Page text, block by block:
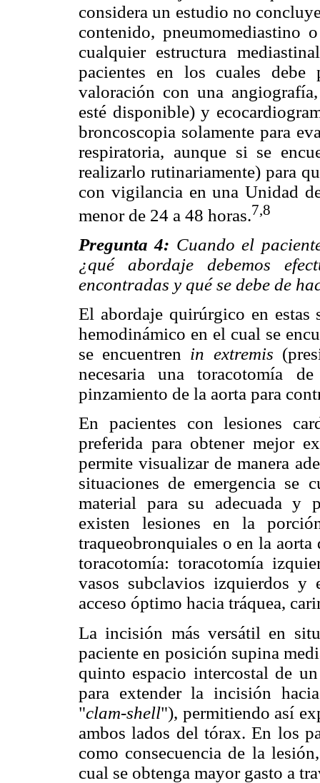
considera un estudio no
contenido, pneumomediastino
cualquier estructura
pacientes en los cuales debe
valoración con una
esté disponible) y
broncoscopia solamente para
respiratoria, aunque si se
realizarlo rutinariamente) para
con vigilancia en una Unidad
menor de 24 a 48 horas.7,8
Pregunta 4: Cuando el
¿qué abordaje debemos
encontradas y qué se debe de
El abordaje quirúrgico en estas
hemodinámico en el cual se
se encuentren in extremis
necesaria una toracotomía
pinzamiento de la aorta para
En pacientes con lesiones
preferida para obtener mejor
permite visualizar de manera
situaciones de emergencia se
material para su adecuada y
existen lesiones en la
traqueobronquiales o en la aorta
toracotomía: toracotomía
vasos subclavios izquierdos y
acceso óptimo hacia tráquea,
La incisión más versátil en
paciente en posición supina
quinto espacio intercostal de
para extender la incisión
"clam-shell"), permitiendo así
ambos lados del tórax. En los
como consecuencia de la
cual se obtenga mayor gasto a